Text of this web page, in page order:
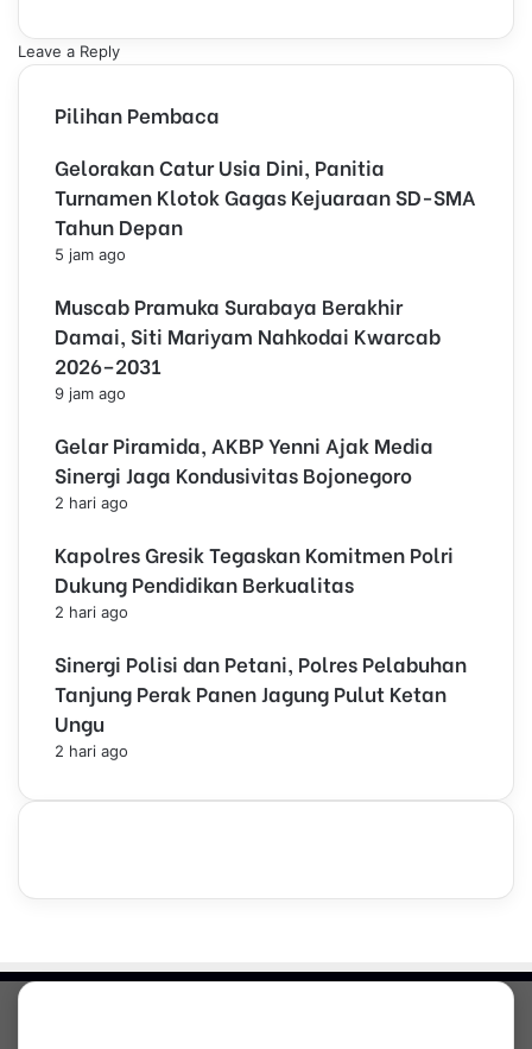
Leave a Reply
Pilihan Pembaca
Gelorakan Catur Usia Dini, Panitia
Turnamen Klotok Gagas Kejuaraan SD-SMA
Tahun Depan
5 jam ago
Muscab Pramuka Surabaya Berakhir
Damai, Siti Mariyam Nahkodai Kwarcab
2026–2031
9 jam ago
Gelar Piramida, AKBP Yenni Ajak Media
Sinergi Jaga Kondusivitas Bojonegoro
2 hari ago
Kapolres Gresik Tegaskan Komitmen Polri
Dukung Pendidikan Berkualitas
2 hari ago
Sinergi Polisi dan Petani, Polres Pelabuhan
Tanjung Perak Panen Jagung Pulut Ketan
Ungu
2 hari ago